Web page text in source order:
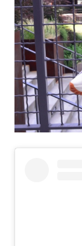
到
專
屬
的
生
度。